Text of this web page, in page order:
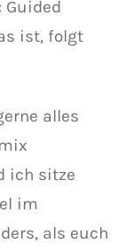
Guided
ist, folgt
alles
ich sitze
im
als euch